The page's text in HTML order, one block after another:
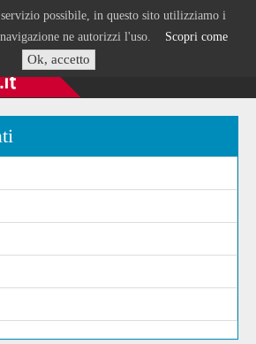
possibile, in questo sito utilizziamo i
ne autorizzi l'uso. Scopri come
Ok, accetto